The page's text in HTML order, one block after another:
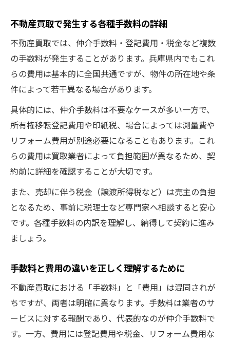
不動産買取で発生する各種手数料の詳細
不動産買取では、仲介手数料・登記費用・税金など複数
の手数料が発生することがあります。兵庫県内でもこれ
らの費用は基本的に全国共通ですが、物件の所在地や条
件によって若干異なる場合があります。
具体的には、仲介手数料は不要なケースが多い一方で、
所有権移転登記費用や印紙税、場合によっては測量費や
リフォーム費用が別途必要になることもあります。これ
らの費用は買取業者によって負担範囲が異なるため、契
約前に詳細を確認することが大切です。
また、売却に伴う税金（譲渡所得税など）は売主の負担
となるため、事前に税理士など専門家へ相談すると安心
です。各種手数料の内訳を理解し、納得して契約に進み
ましょう。
手数料と費用の違いを正しく理解するために
不動産買取における「手数料」と「費用」は混同されが
ちですが、両者は明確に異なります。手数料は業者のサ
ービスに対する報酬であり、代表的なのが仲介手数料で
す。一方、費用には登記費用や税金、リフォーム費用な